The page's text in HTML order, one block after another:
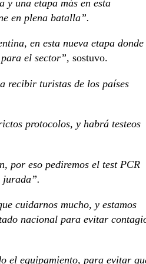
y una etapa más en esta
en plena batalla”.
en esta nueva etapa donde
el sector”, sostuvo.
recibir turistas de los países
protocolos, y habrá testeos
por eso pediremos el test PCR
jurada”.
cuidarnos mucho, y estamos
nacional para evitar
el equipamiento, para evitar